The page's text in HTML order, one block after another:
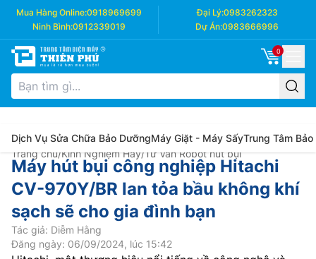
Mua Hàng Online:0918969699 Đại Lý:0983262323
Ninh Bình:0912339019 Dự Án:0983666996
0
Dịch Vụ Sửa Chữa Bảo DưỡngMáy Giặt - Máy SấyTrung Tâm Bảo
Trang chủ/Kinh Nghiệm Hay/Tư Vấn Robot hút bụi
Máy hút bụi công nghiệp Hitachi
CV-970Y/BR lan tỏa bầu không khí
sạch sẽ cho gia đình bạn
Tác giả: Diễm Hằng
Đăng ngày: 06/09/2024, lúc 15:42